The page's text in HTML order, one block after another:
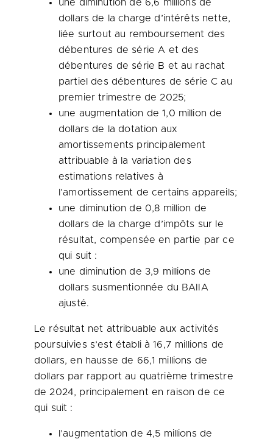
une diminution de 6,6 millions de
dollars de la charge d’intérêts nette,
liée surtout au remboursement des
débentures de série A et des
débentures de série B et au rachat
partiel des débentures de série C au
premier trimestre de 2025;
une augmentation de 1,0 million de
dollars de la dotation aux
amortissements principalement
attribuable à la variation des
estimations relatives à
l’amortissement de certains appareils;
une diminution de 0,8 million de
dollars de la charge d’impôts sur le
résultat, compensée en partie par ce
qui suit :
une diminution de 3,9 millions de
dollars susmentionnée du BAIIA
ajusté.
Le résultat net attribuable aux activités
poursuivies s’est établi à 16,7 millions de
dollars, en hausse de 66,1 millions de
dollars par rapport au quatrième trimestre
de 2024, principalement en raison de ce
qui suit :
l’augmentation de 4,5 millions de